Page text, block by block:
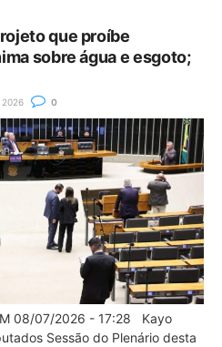
que proíbe
sobre água e esgoto;
2026 0
08/07/2026 - 17:28 Kayo
Sessão do Plenário desta